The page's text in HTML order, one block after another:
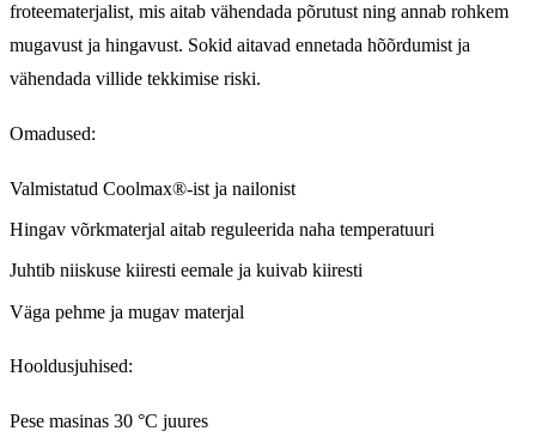
froteematerjalist, mis aitab vähendada põrutust ning annab rohkem
mugavust ja hingavust. Sokid aitavad ennetada hõõrdumist ja
vähendada villide tekkimise riski.
Omadused:
Valmistatud Coolmax®-ist ja nailonist
Hingav võrkmaterjal aitab reguleerida naha temperatuuri
Juhtib niiskuse kiiresti eemale ja kuivab kiiresti
Väga pehme ja mugav materjal
Hooldusjuhised:
Pese masinas 30 °C juures